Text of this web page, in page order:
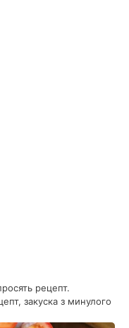
рецепт.
закуска з минулого